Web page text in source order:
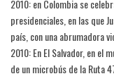
2010: en Colombia se
presidenciales, en las que
país, con una abrumadora
2010: En El Salvador, en el
de un microbús de la Ruta